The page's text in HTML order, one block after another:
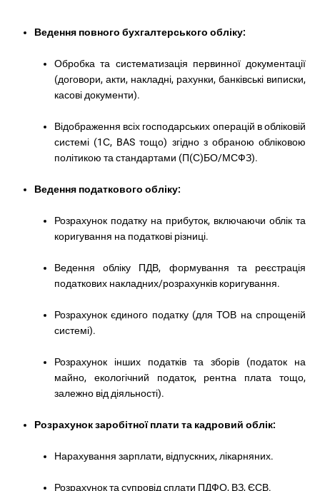
Ведення повного бухгалтерського обліку:
Обробка та систематизація первинної документації
(договори, акти, накладні, рахунки, банківські виписки,
касові документи).
Відображення всіх господарських операцій в обліковій
системі (1С, BAS тощо) згідно з обраною обліковою
політикою та стандартами (П(С)БО/МСФЗ).
Ведення податкового обліку:
Розрахунок податку на прибуток, включаючи облік та
коригування на податкові різниці.
Ведення обліку ПДВ, формування та реєстрація
податкових накладних/розрахунків коригування.
Розрахунок єдиного податку (для ТОВ на спрощеній
системі).
Розрахунок інших податків та зборів (податок на
майно, екологічний податок, рентна плата тощо,
залежно від діяльності).
Розрахунок заробітної плати та кадровий облік:
Нарахування зарплати, відпускних, лікарняних.
Розрахунок та супровід сплати ПДФО, ВЗ, ЄСВ.